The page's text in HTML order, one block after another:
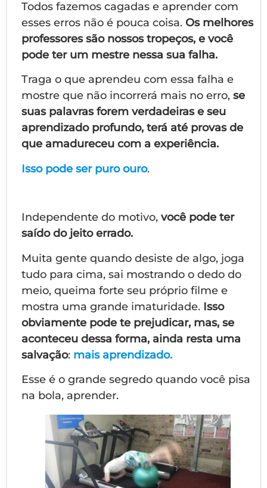
Todos fazemos cagadas e aprender com
esses erros não é pouca coisa. Os melhores
professores são nossos tropeços, e você
pode ter um mestre nessa sua falha.
Traga o que aprendeu com essa falha e
mostre que não incorrerá mais no erro, se
suas palavras forem verdadeiras e seu
aprendizado profundo, terá até provas de
que amadureceu com a experiência.
Isso pode ser puro ouro.
Independente do motivo, você pode ter
saído do jeito errado.
Muita gente quando desiste de algo, joga
tudo para cima, sai mostrando o dedo do
meio, queima forte seu próprio filme e
mostra uma grande imaturidade. Isso
obviamente pode te prejudicar, mas, se
aconteceu dessa forma, ainda resta uma
salvação: mais aprendizado.
Esse é o grande segredo quando você pisa
na bola, aprender.